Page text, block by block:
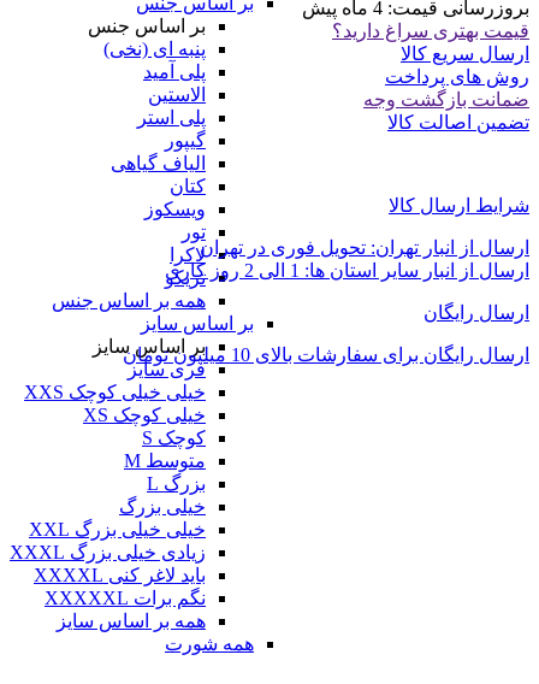
بر اساس جنس
پنبه ای (نخی)
پلی آمید
الاستین
پلی استر
گیپور
الیاف گیاهی
کتان
ویسکوز
تور
لاکرا
تریکو
همه بر اساس جنس
بر اساس سایز
بر اساس سایز
فری سایز
خیلی خیلی کوچک XXS
خیلی کوچک XS
کوچک S
متوسط M
بزرگ L
خیلی بزرگ
خیلی خیلی بزرگ XXL
زیادی خیلی بزرگ XXXL
باید لاغر کنی XXXXL
نگم برات XXXXXL
همه بر اساس سایز
همه شورت
بروزرسانی قیمت: 4 ماه پیش
قیمت بهتری سراغ دارید؟
ارسال سریع کالا
روش های پرداخت
ضمانت بازگشت وجه
تضمین اصالت کالا
شرایط ارسال کالا
ارسال از انبار تهران: تحویل فوری در تهران
ارسال از انبار سایر استان ها: 1 الی 2 روز کاری
ارسال رایگان
ارسال رایگان برای سفارشات بالای 10 میلیون تومان